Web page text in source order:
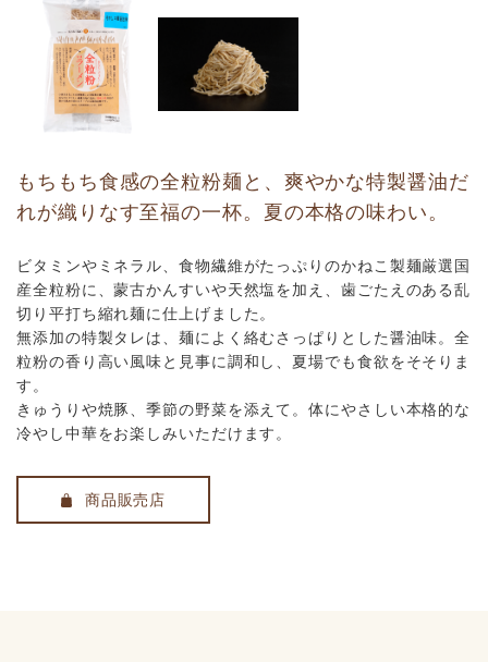
もちもち食感の全粒粉麺と、爽やかな特製醤油だ
れが織りなす至福の一杯。夏の本格の味わい。
ビタミンやミネラル、食物繊維がたっぷりのかねこ製麺厳選国
産全粒粉に、蒙古かんすいや天然塩を加え、歯ごたえのある乱
切り平打ち縮れ麺に仕上げました。
無添加の特製タレは、麺によく絡むさっぱりとした醤油味。全
粒粉の香り高い風味と見事に調和し、夏場でも食欲をそそりま
す。
きゅうりや焼豚、季節の野菜を添えて。体にやさしい本格的な
冷やし中華をお楽しみいただけます。
商品販売店